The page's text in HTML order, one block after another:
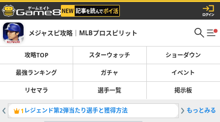
メジャスピ攻略｜MLBプロスピリット
攻略TOP スターウォッチ ショーダウン
最強ランキング ガチャ イベント
リセマラ 選手一覧 掲示板
1 レジェンド第2弾当たり選手と獲得方法 2最強選
もっとみる